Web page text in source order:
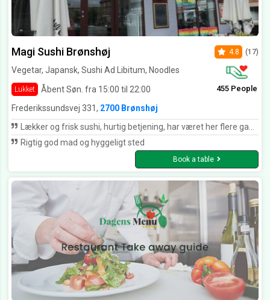
Magi Sushi Brønshøj
Vegetar, Japansk, Sushi Ad Libitum, Noodles
Lukket Åbent Søn. fra 15:00 til 22:00
4.8 (17)
455 People
Frederikssundsvej 331, 2700 Brønshøj
Lækker og frisk sushi, hurtig betjening, har været her flere gange, og hver gang som forventet. Kommer helt klart igen
Rigtig god mad og hyggeligt sted
Book a table